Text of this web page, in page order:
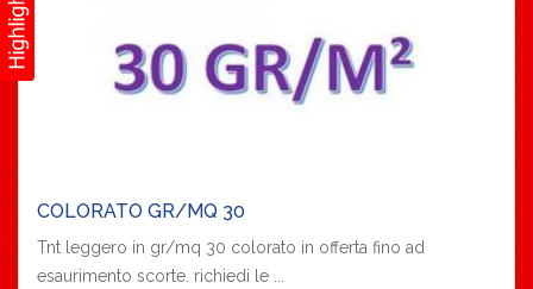
COLORATO GR/MQ 30
Tnt leggero in gr/mq 30 colorato in offerta fino ad
esaurimento scorte. richiedi le ...